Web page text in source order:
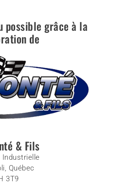
possible grâce à la
de
& Fils
Industrielle
Québec
3T9